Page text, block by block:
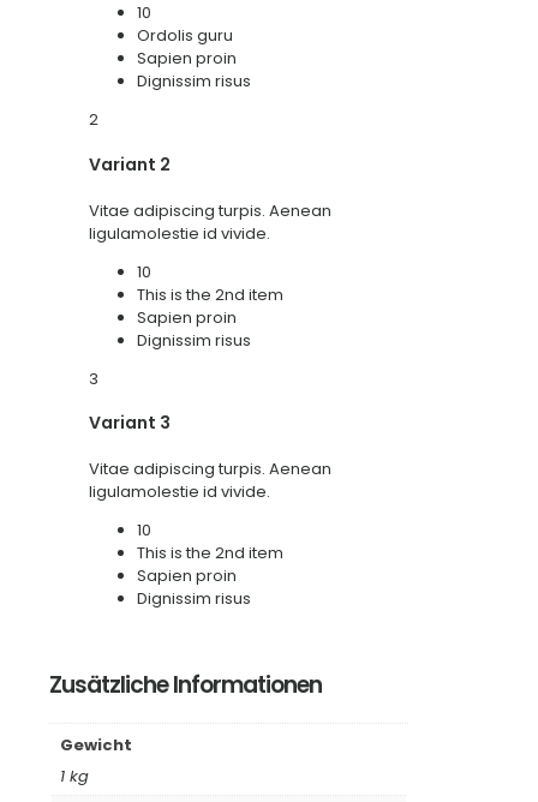
10
Ordolis guru
Sapien proin
Dignissim risus
2
Variant 2
Vitae adipiscing turpis. Aenean
ligulamolestie id vivide.
10
This is the 2nd item
Sapien proin
Dignissim risus
3
Variant 3
Vitae adipiscing turpis. Aenean
ligulamolestie id vivide.
10
This is the 2nd item
Sapien proin
Dignissim risus
Zusätzliche Informationen
Gewicht
1 kg